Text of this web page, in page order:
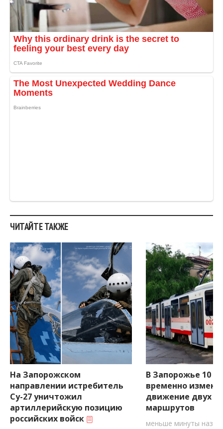
ЧИТАЙТЕ ТАКЖЕ
На Запорожском
направлении истребитель
Су-27 уничтожил
артиллерийскую позицию
российских войск
В Запорожье 10
временно
движение двух
маршрутов
меньше минуты назад